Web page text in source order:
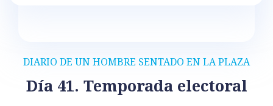
DIARIO DE UN HOMBRE SENTADO EN LA PLAZA
Día 41. Temporada electoral